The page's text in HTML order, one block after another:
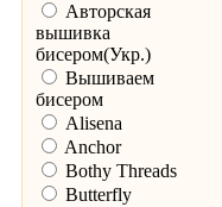
Авторская
вышивка
бисером(Укр.)
Вышиваем
бисером
Alisena
Anchor
Bothy Threads
Butterfly